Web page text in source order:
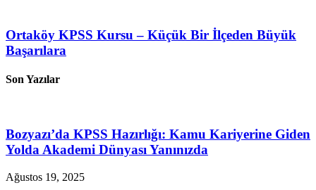
Ortaköy KPSS Kursu – Küçük Bir İlçeden Büyük
Başarılara
Son Yazılar
Bozyazı’da KPSS Hazırlığı: Kamu Kariyerine Giden
Yolda Akademi Dünyası Yanınızda
Ağustos 19, 2025